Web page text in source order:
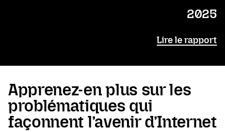
2025
Lire le rapport
Apprenez-en plus sur les
problématiques qui
façonnent l’avenir d’Internet